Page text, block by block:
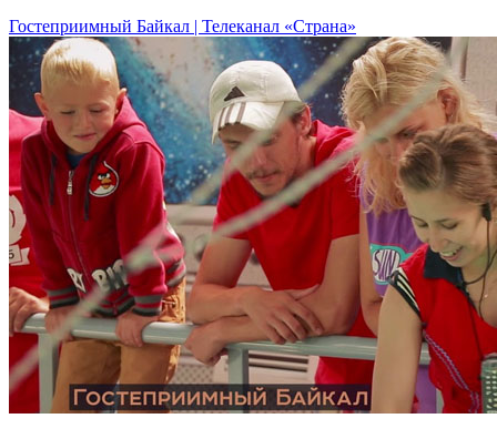
Гостеприимный Байкал | Телеканал «Страна»